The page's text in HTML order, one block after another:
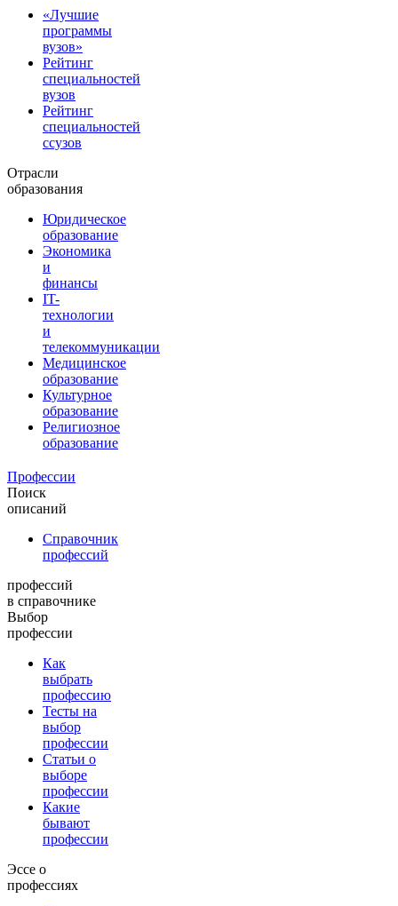
«Лучшие
программы
вузов»
Рейтинг
специальностей
вузов
Рейтинг
специальностей
ссузов
Отрасли
образования
Юридическое
образование
Экономика
и
финансы
IT-
технологии
и
телекоммуникации
Медицинское
образование
Культурное
образование
Религиозное
образование
Профессии
Поиск
описаний
Справочник
профессий
профессий
в справочнике
Выбор
профессии
Как
выбрать
профессию
Тесты на
выбор
профессии
Статьи о
выборе
профессии
Какие
бывают
профессии
Эссе о
профессиях